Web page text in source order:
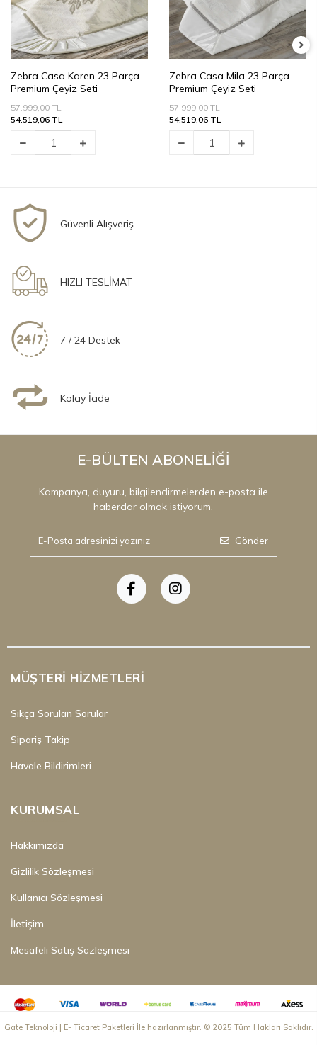
Zebra Casa Karen 23 Parça
Premium Çeyiz Seti
57.999,00 TL
54.519,06 TL
Zebra Casa Mila 23 Parça
Premium Çeyiz Seti
57.999,00 TL
54.519,06 TL
Güvenli Alışveriş
HIZLI TESLİMAT
7 / 24 Destek
Kolay İade
E-BÜLTEN ABONELİĞİ
Kampanya, duyuru, bilgilendirmelerden e-posta ile
haberdar olmak istiyorum.
Gönder
MÜŞTERI HIZMETLERI
Sıkça Sorulan Sorular
Sipariş Takip
Havale Bildirimleri
KURUMSAL
Hakkımızda
Gizlilik Sözleşmesi
Kullanıcı Sözleşmesi
İletişim
Mesafeli Satış Sözleşmesi
Gate Teknoloji | E- Ticaret Paketleri İle hazırlanmıştır. © 2025 Tüm Hakları Saklıdır.